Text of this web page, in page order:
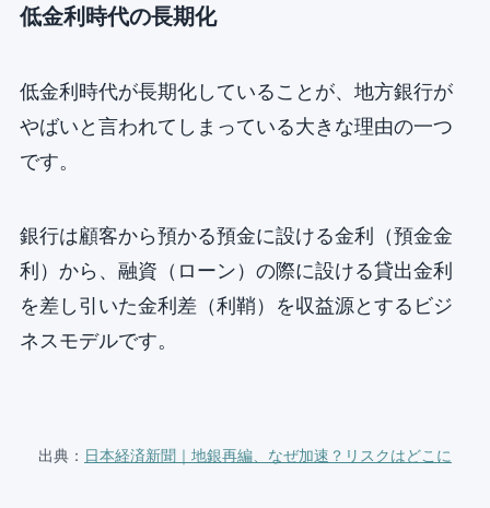
低金利時代の長期化
低金利時代が長期化していることが、地方銀行が
やばいと言われてしまっている大きな理由の一つ
です。
銀行は顧客から預かる預金に設ける金利（預金金
利）から、融資（ローン）の際に設ける貸出金利
を差し引いた金利差（利鞘）を収益源とするビジ
ネスモデルです。
出典： 日本経済新聞｜地銀再編、なぜ加速？リスクはどこに